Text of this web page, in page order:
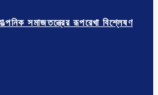
সমাজতন্ত্রের রূপরেখা বিশ্লেষণ